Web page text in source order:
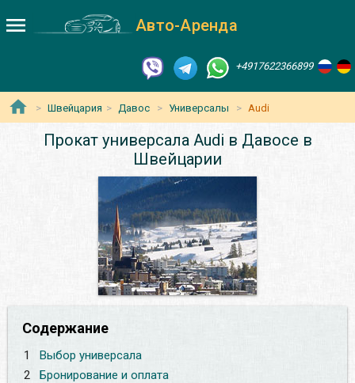
Авто-Аренда
+4917622366899
Швейцария Давос Универсалы Audi
Прокат универсала Audi в Давосе в
Швейцарии
Содержание
1
Выбор универсала
2
Бронирование и оплата